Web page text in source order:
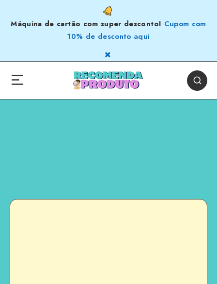
Máquina de cartão com super desconto! Cupom com
10% de desconto aqui